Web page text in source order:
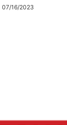
07/16/2023